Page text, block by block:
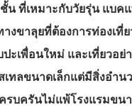
ชั้น ที่เหมาะกับวัยรุ่น แบค
างขาลุยที่ต้องการท่องเที่
ปะเพื่อนใหม่ และเที่ยวอย่
เทลขนาดเล็กแต่มีสิ่งอำน
รบครันไม่แพ้โรงแรมขน